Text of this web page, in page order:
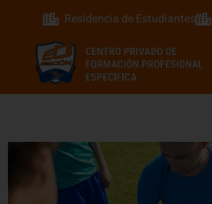
Residencia de Estudiantes